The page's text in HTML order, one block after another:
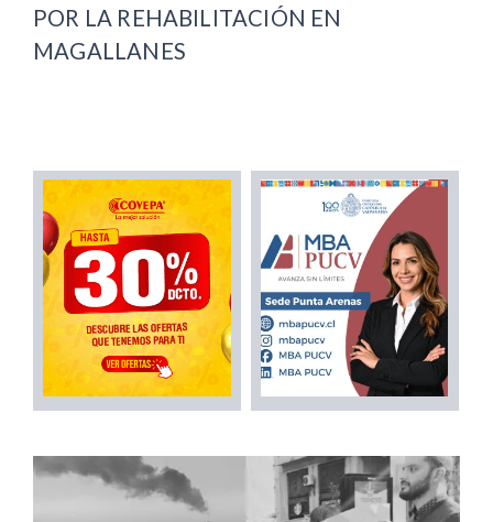
POR LA REHABILITACIÓN EN
MAGALLANES